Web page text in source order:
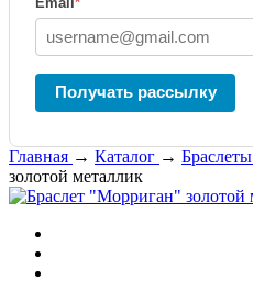
Получать рассылку
Главная → Каталог → Браслеты
золотой металлик